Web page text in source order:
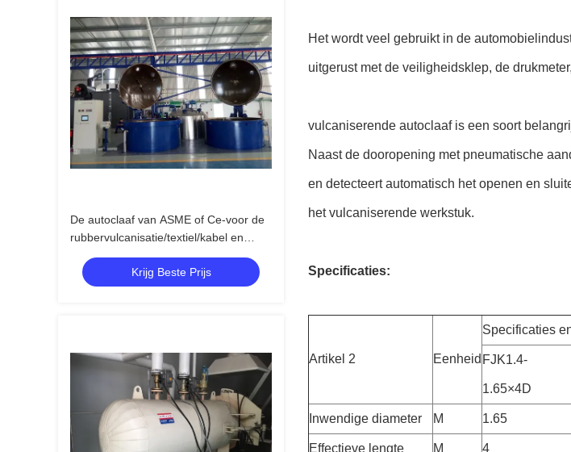
De autoclaaf van ASME of Ce-voor de
rubbervulcanisatie/textiel/kabel en
chemieindustrieën
Krijg Beste Prijs
Het wordt veel gebruikt in de
uitgerust met de veiligheidsklep, de
vulcaniserende autoclaaf is een soort
Naast de dooropening met pneumatische
en detecteert automatisch het openen en
het vulcaniserende werkstuk.
Specificaties:
Artikel 2 Eenheid
Specificaties
FJK1.4-
1.65×4D
Inwendige diameter M 1.65
Effectieve lengte M 4